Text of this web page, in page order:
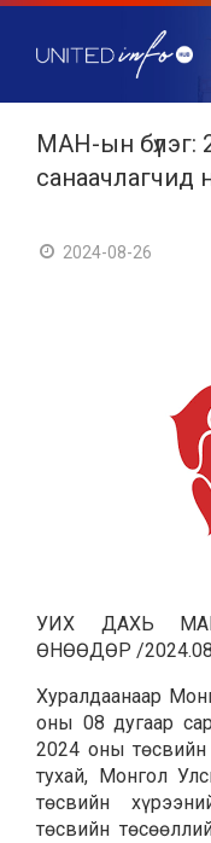
МАН-ын бүлэг:
санаачлагчид
2024-08-26
УИХ ДАХЬ
ӨНӨӨДӨР /
Хуралдаанаар
оны 08 дугаар
2024 оны төсвийн
тухай, Монгол
төсвийн
төсвийн